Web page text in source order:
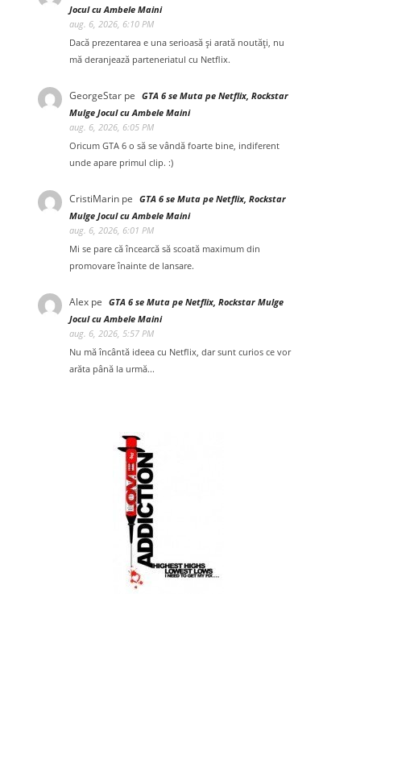
Jocul cu Ambele Maini
aug. 6, 2026, 6:10 PM
Dacă prezentarea e una serioasă și arată noutăți, nu
mă deranjează parteneriatul cu Netflix.
GeorgeStar pe GTA 6 se Muta pe Netflix, Rockstar
Mulge Jocul cu Ambele Maini
aug. 6, 2026, 6:05 PM
Oricum GTA 6 o să se vândă foarte bine, indiferent
unde apare primul clip. :)
CristiMarin pe GTA 6 se Muta pe Netflix, Rockstar
Mulge Jocul cu Ambele Maini
aug. 6, 2026, 6:01 PM
Mi se pare că încearcă să scoată maximum din
promovare înainte de lansare.
Alex pe GTA 6 se Muta pe Netflix, Rockstar Mulge
Jocul cu Ambele Maini
aug. 6, 2026, 5:57 PM
Nu mă încântă ideea cu Netflix, dar sunt curios ce vor
arăta până la urmă...